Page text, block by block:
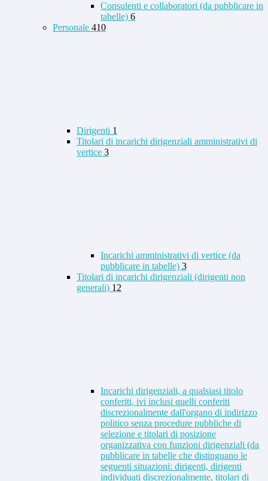
Consulenti e collaboratori (da pubblicare in
tabelle) 6
Personale 410
Dirigenti 1
Titolari di incarichi dirigenziali amministrativi di
vertice 3
Incarichi amministrativi di vertice (da
pubblicare in tabelle) 3
Titolari di incarichi dirigenziali (dirigenti non
generali) 12
Incarichi dirigenziali, a qualsiasi titolo
conferiti, ivi inclusi quelli conferiti
discrezionalmente dall'organo di indirizzo
politico senza procedure pubbliche di
selezione e titolari di posizione
organizzativa con funzioni dirigenziali (da
pubblicare in tabelle che distinguano le
seguenti situazioni: dirigenti, dirigenti
individuati discrezionalmente, titolari di